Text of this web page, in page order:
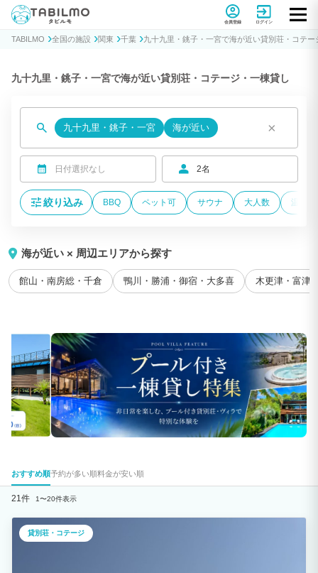
貸別荘コテージ・一棟貸し宿泊予約サイトTABILMO(タビルモ)
会員登録 ログイン
TABILMO 全国の施設 関東 千葉 九十九里・銚子・一宮で海が近い貸別荘・コテー
九十九里・銚子・一宮で海が近い貸別荘・コテージ・一棟貸し
九十九里・銚子・一宮 海が近い ×
日付選択なし 2名
絞り込み BBQ ペット可 サウナ 大人数 温泉
海が近い × 周辺エリアから探す
館山・南房総・千倉 鴨川・勝浦・御宿・大多喜 木更津・富津
おすすめ順予約が多い順料金が安い順
21件 1〜20件表示
貸別荘・コテージ